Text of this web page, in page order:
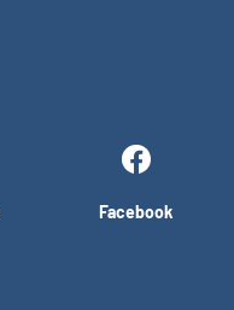
Facebook